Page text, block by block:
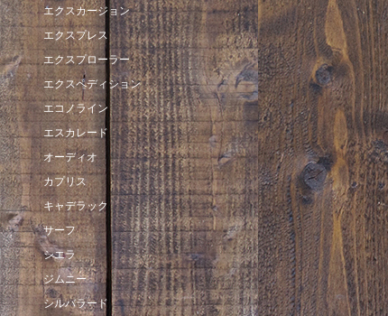
エクスカージョン
エクスプレス
エクスプローラー
エクスペディション
エコノライン
エスカレード
オーディオ
カプリス
キャデラック
サーフ
シエラ
ジムニー
シルバラード